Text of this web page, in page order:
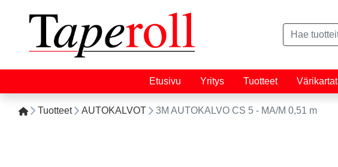
Etusivu Yritys Tuotteet Värikartat
Tuotteet AUTOKALVOT 3M AUTOKALVO CS 5 - MA/M 0,51 m